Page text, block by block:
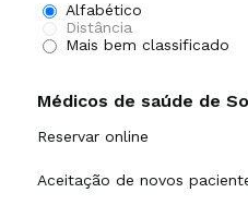
Alfabético
Distância
Mais bem classificado
Médicos de saúde de
Reservar online
Aceitação de novos